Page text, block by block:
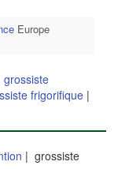
Europe
grossiste
frigorifique |
| grossiste